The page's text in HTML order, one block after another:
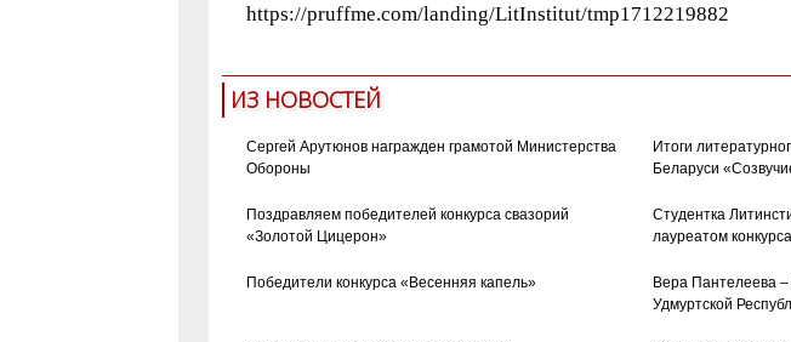
https://pruffme.com/landing/LitInstitut/tmp1712219882
ИЗ НОВОСТЕЙ
Сергей Арутюнов награжден грамотой Министерства
Обороны
Итоги
Беларуси
Поздравляем победителей конкурса свазорий
«Золотой Цицерон»
Студентка
лауреатом
Победители конкурса «Весенняя капель»
Вера Пантелеева
Удмуртской